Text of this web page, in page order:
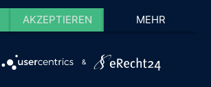
AKZEPTIEREN MEHR
&